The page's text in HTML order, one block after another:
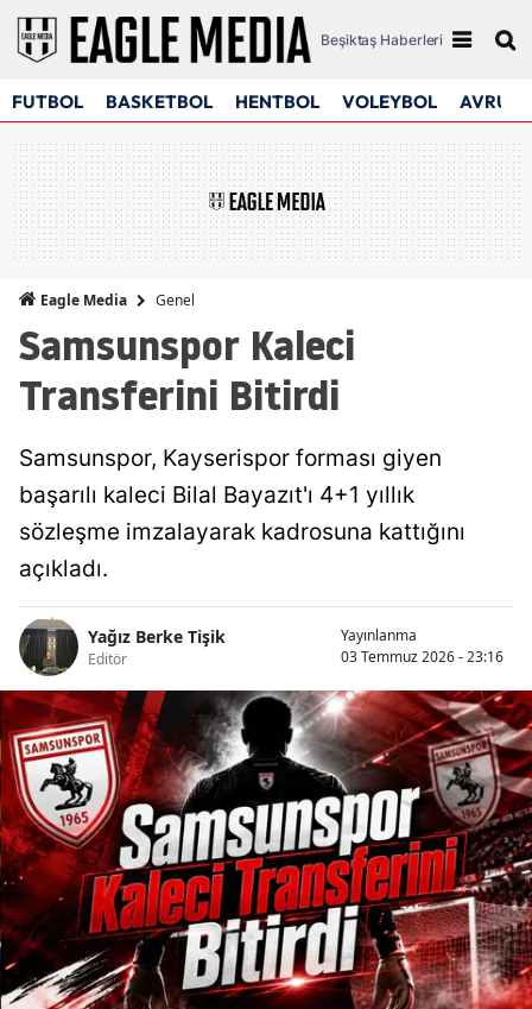
Beşiktaş Haberleri
FUTBOL BASKETBOL HENTBOL VOLEYBOL
Eagle Media Genel
Samsunspor Kaleci
Transferini Bitirdi
Samsunspor, Kayserispor forması giyen
başarılı kaleci Bilal Bayazıt'ı 4+1 yıllık
sözleşme imzalayarak kadrosuna kattığını
açıkladı.
Yağız Berke Tişik
Editör
Yayınlanma
03 Temmuz 2026 - 23:16